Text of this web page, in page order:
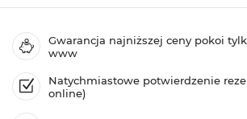
Gwarancja najniższej ceny pokoi
www
Natychmiastowe potwierdzenie
online)